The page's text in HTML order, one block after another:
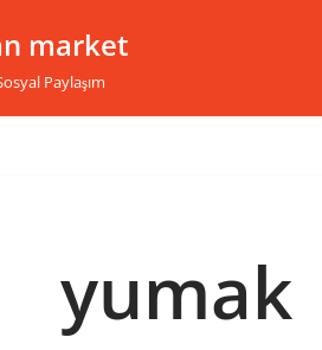
market
Paylaşım
yumak